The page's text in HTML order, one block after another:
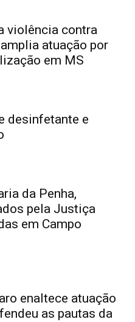
violência contra
atuação por
em MS
desinfetante e
da Penha,
pela Justiça
em Campo
enaltece atuação
as pautas da